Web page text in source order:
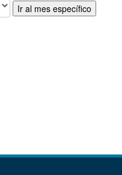
Ir al mes específico